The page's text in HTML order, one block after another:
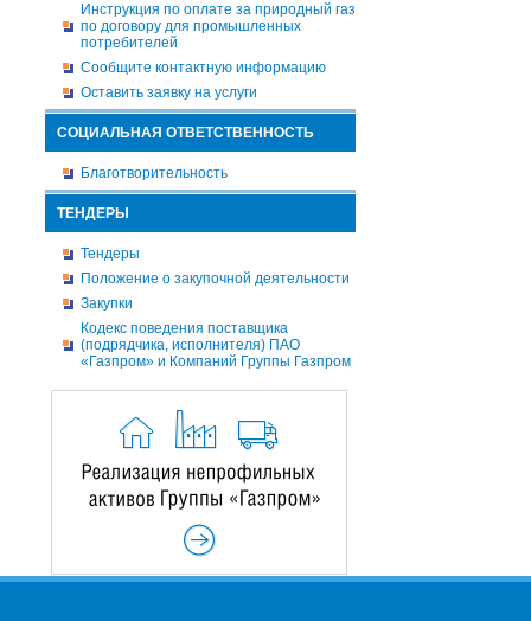
Инструкция по оплате за природный газ
по договору для промышленных
потребителей
Сообщите контактную информацию
Оставить заявку на услуги
СОЦИАЛЬНАЯ ОТВЕТСТВЕННОСТЬ
Благотворительность
ТЕНДЕРЫ
Тендеры
Положение о закупочной деятельности
Закупки
Кодекс поведения поставщика
(подрядчика, исполнителя) ПАО
«Газпром» и Компаний Группы Газпром